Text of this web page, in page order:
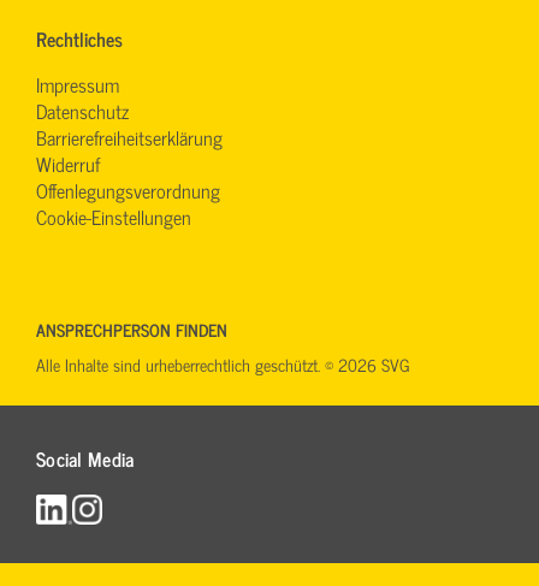
Rechtliches
Impressum
Datenschutz
Barrierefreiheitserklärung
Widerruf
Offenlegungsverordnung
Cookie-Einstellungen
Social Media
ANSPRECHPERSON FINDEN
Alle Inhalte sind urheberrechtlich geschützt. © 2026 SVG